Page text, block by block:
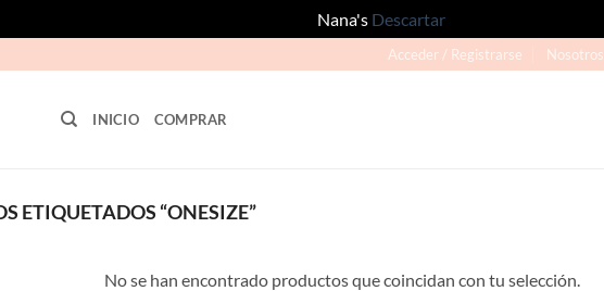
Nana's Descartar
Acceder / Registrarse Nosotros
INICIO COMPRAR
ETIQUETADOS “ONESIZE”
No se han encontrado productos que coincidan con tu selección.